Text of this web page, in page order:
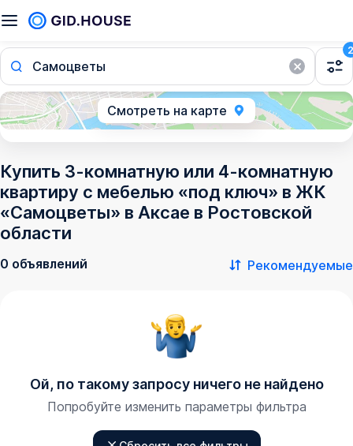
Самоцветы
2
Смотреть на карте
Купить 3-комнатную или 4-комнатную
квартиру с мебелью «под ключ» в ЖК
«Самоцветы» в Аксае в Ростовской
области
0 объявлений Рекомендуемые
Ой, по такому запросу ничего не найдено
Попробуйте изменить параметры фильтра